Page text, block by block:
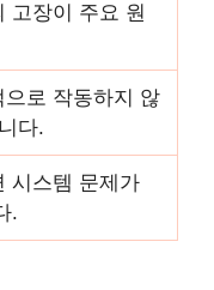
고장이 주요 원
로 작동하지 않
다.
시스템 문제가
.